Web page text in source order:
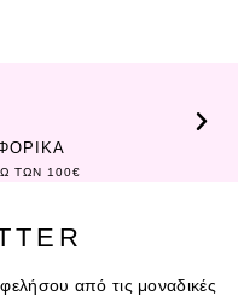
ΤΩΝ 100€
από τις μοναδικές